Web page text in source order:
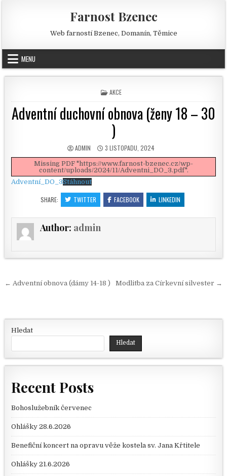
Farnost Bzenec
Web farností Bzenec, Domanín, Těmice
MENU
POSTED IN
AKCE
Adventní duchovní obnova (ženy 18 – 30
)
AUTHOR:
ADMIN PUBLISHED DATE:
3 LISTOPADU, 2024
Missing PDF "https://www.farnost-bzenec.cz/wp-
content/uploads/2024/11/Adventni_DO_3.pdf".
Adventní_DO_3Stáhnout
SHARE: TWITTER FACEBOOK LINKEDIN
Author: admin
Navigace pro příspěvekModlitba za Církevní silvester →
← Adventní obnova (dámy 14-18 )
Hledat
Hledat
Recent Posts
Bohoslužebník červenec
Ohlášky 28.6.2026
Benefiční koncert na opravu věže kostela sv. Jana Křtitele
Ohlášky 21.6.2026